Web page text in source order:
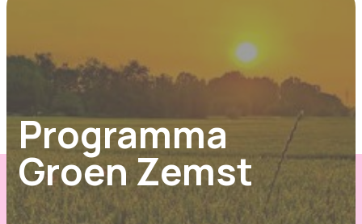
Programma
Groen Zemst